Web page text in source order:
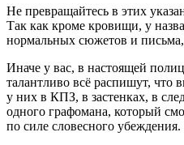
Не превращайтесь в этих
Так как кроме кровищи, у
нормальных сюжетов и
Иначе у вас, в настоящей
талантливо всё распишут, что
у них в КПЗ, в застенках, в
одного графомана, который
по силе словесного